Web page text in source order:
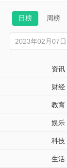
日榜 周榜
资讯
财经
教育
娱乐
科技
生活